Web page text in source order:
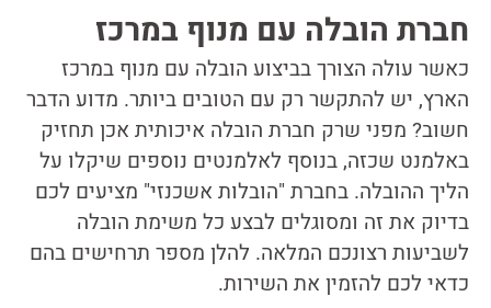
חברת הובלה עם מנוף במרכז
כאשר עולה הצורך בביצוע הובלה עם מנוף במרכז
הארץ, יש להתקשר רק עם הטובים ביותר. מדוע הדבר
חשוב? מפני שרק חברת הובלה איכותית אכן תחזיק
באלמנט שכזה, בנוסף לאלמנטים נוספים שיקלו על
הליך ההובלה. בחברת "הובלות אשכנזי" מציעים לכם
בדיוק את זה ומסוגלים לבצע כל משימת הובלה
לשביעות רצונכם המלאה. להלן מספר תרחישים בהם
כדאי לכם להזמין את השירות.